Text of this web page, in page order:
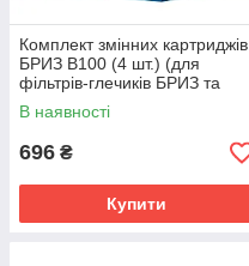
Комплект змінних картриджів
БРИЗ В100 (4 шт.) (для
фiльтрiв-глечиків БРИЗ та
АКВАФОР)
В наявності
696 ₴
Купити